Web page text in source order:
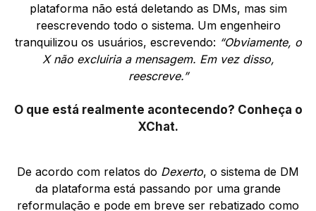
plataforma não está deletando as DMs, mas sim
reescrevendo todo o sistema. Um engenheiro
tranquilizou os usuários, escrevendo: “Obviamente, o
X não excluiria a mensagem. Em vez disso,
reescreve.”
O que está realmente acontecendo? Conheça o
XChat.
De acordo com relatos do Dexerto, o sistema de DM
da plataforma está passando por uma grande
reformulação e pode em breve ser rebatizado como